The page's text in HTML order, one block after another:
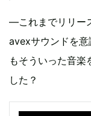
―これまでリリー
avexサウンドを
もそういった音楽
した？